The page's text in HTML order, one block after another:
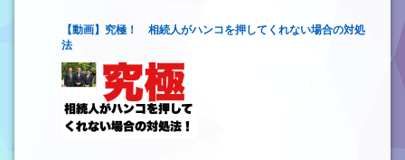
【動画】究極！ 相続人がハンコを押してくれない場合の対処
法